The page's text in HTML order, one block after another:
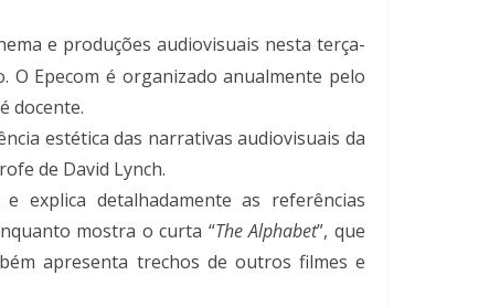
e produções audiovisuais nesta terça-
O Epecom é organizado anualmente pelo
docente.
estética das narrativas audiovisuais da
de David Lynch.
detalhadamente as referências
mostra o curta “The Alphabet”, que
apresenta trechos de outros filmes e